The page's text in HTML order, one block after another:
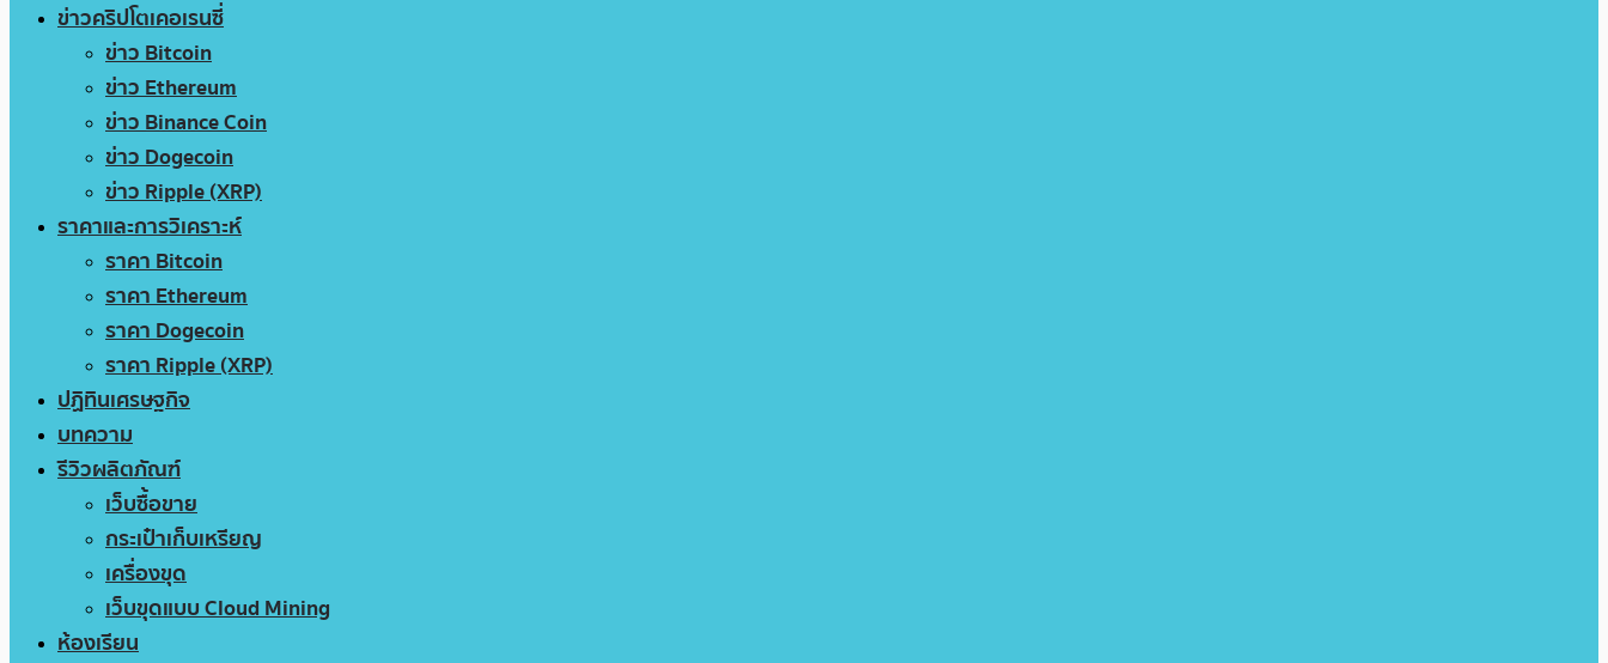
ข่าวคริปโตเคอเรนซี่
ข่าว Bitcoin
ข่าว Ethereum
ข่าว Binance Coin
ข่าว Dogecoin
ข่าว Ripple (XRP)
ราคาและการวิเคราะห์
ราคา Bitcoin
ราคา Ethereum
ราคา Dogecoin
ราคา Ripple (XRP)
ปฏิทินเศรษฐกิจ
บทความ
รีวิวผลิตภัณฑ์
เว็บซื้อขาย
กระเป๋าเก็บเหรียญ
เครื่องขุด
เว็บขุดแบบ Cloud Mining
ห้องเรียน